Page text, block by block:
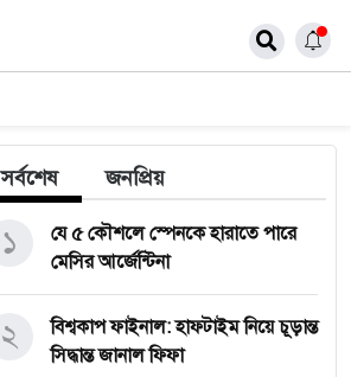
সর্বশেষ জনপ্রিয়
যে ৫ কৌশলে স্পেনকে হারাতে পারে
মেসির আর্জেন্টিনা
১
বিশ্বকাপ ফাইনাল: হাফটাইম নিয়ে চূড়ান্ত
সিদ্ধান্ত জানাল ফিফা
২